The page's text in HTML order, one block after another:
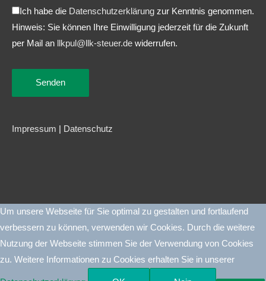
Ich habe die Datenschutzerklärung zur Kenntnis genommen.
Hinweis: Sie können Ihre Einwilligung jederzeit für die Zukunft
per Mail an
llkpul@llk-steuer.de widerrufen.
Impressum Datenschutz
Um unsere Webseite für Sie optimal zu gestalten und fortlaufend
verbessern zu können, verwenden wir Cookies. Durch die weitere
Nutzung der Webseite stimmen Sie der Verwendung von Cookies
zu. Weitere Informationen zu Cookies erhalten Sie in unserer